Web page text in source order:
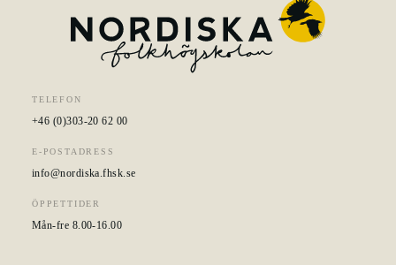
TELEFON
+46 (0)303-20 62 00
E-POSTADRESS
info@nordiska.fhsk.se
ÖPPETTIDER
Mån-fre 8.00-16.00